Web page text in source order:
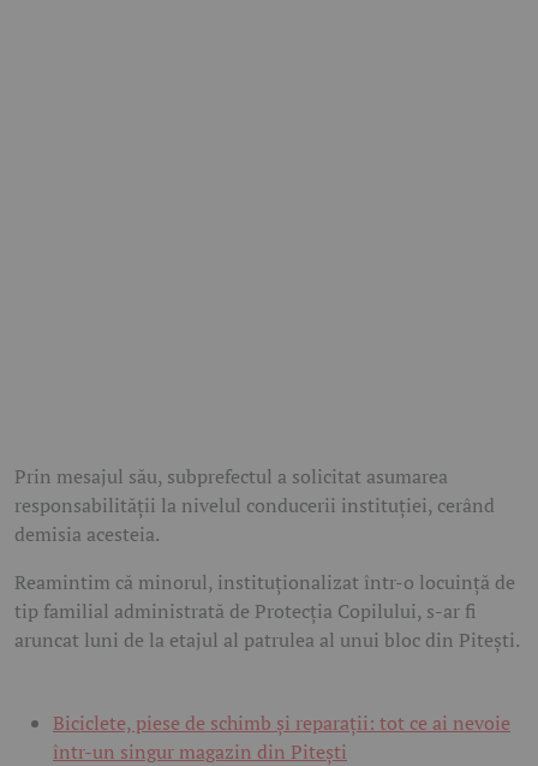
Prin mesajul său, subprefectul a solicitat asumarea
responsabilității la nivelul conducerii instituției, cerând
demisia acesteia.
Reamintim că minorul, instituționalizat într-o locuință de
tip familial administrată de Protecția Copilului, s-ar fi
aruncat luni de la etajul al patrulea al unui bloc din Pitești.
Biciclete, piese de schimb și reparații: tot ce ai nevoie
într-un singur magazin din Pitești